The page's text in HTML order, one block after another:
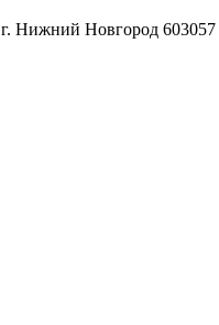
г. Нижний Новгород 603057